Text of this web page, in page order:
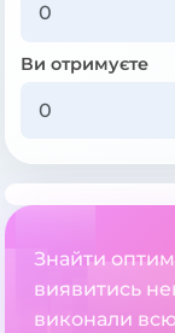
Ви отримуєте
Знайти
виявитись
виконали